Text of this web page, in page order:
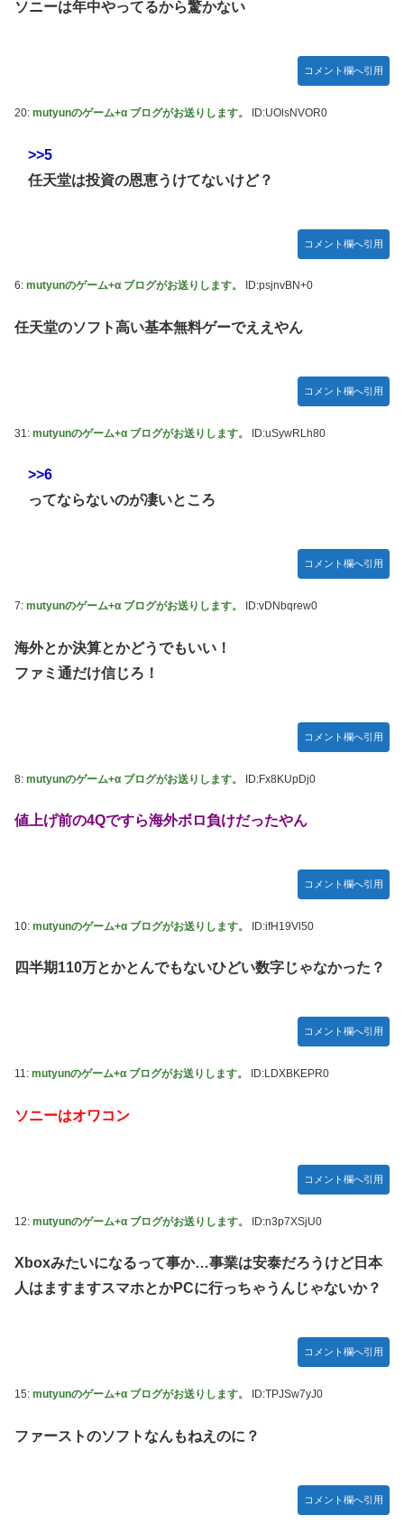
【シンデレラガールズ】 百鬼夜行をテーマとしたPOP UP
【デレマス×仮面ライダー】 仮面ライダーバロンＰ第１話
も。PS5は直近での値上げ可能性低い」
【悲報】ハンターハンター連載再開の様子、全くないｗｗｗ
【画像】吉岡里帆さん、モリマン具合がよくわかる証拠がこ
件 その８
【艦これ】これがラ級ちゃんの水着modeか・・・！
【仮面ライダーゼッツ】玖門宗馬にときめいてる女性ファン
【遊戯王】「ドミナス・スパーク」ってそんなに強えのか？
【朗報】FFジジイ「FF7は衝撃的じゃった…」←これガチ本
スーツVer.」プライズフィギュア【彩色原型公開】
あなたは衛宮士郎の代わりに五次に挑むようです 第411話
定＆最新PV公開！思ったより発売早い…もう半年後か！
【朗報】 ほの暮らしの庭、100時間遊べてストーリーも面白
【アイマス】 アイドル達が雑談してるだけ【モバマス】
くやつやってるのかなって思ったら相手鴨神やんけ
ボキャラが回復」←？
Juice=Juiceの『ポップミュージック』とかいう曲
結局おまえらが求める『RPGの理想の主人公』って一体どう
いうのなん？
鞘師里保、現ハロプロメンバー2人を絶賛
任天堂が「gamescom 2026」のラインナップを発表！
た闘牛場の映像【海外の反応】
ジャンポケ斉藤の被害女性「バウムクーヘン売ったり
【櫻坂46】村山美羽、まさかの場所で見つかる
46】
ソニーは年中やってるから驚かない
コメント欄へ引用
20: mutyunのゲーム+α ブログがお送りします。 ID:UOlsNVOR0
>>5
任天堂は投資の恩恵うけてないけど？
コメント欄へ引用
6: mutyunのゲーム+α ブログがお送りします。 ID:psjnvBN+0
任天堂のソフト高い基本無料ゲーでええやん
コメント欄へ引用
31: mutyunのゲーム+α ブログがお送りします。 ID:uSywRLh80
>>6
ってならないのが凄いところ
コメント欄へ引用
7: mutyunのゲーム+α ブログがお送りします。 ID:vDNbqrew0
海外とか決算とかどうでもいい！
ファミ通だけ信じろ！
コメント欄へ引用
8: mutyunのゲーム+α ブログがお送りします。 ID:Fx8KUpDj0
値上げ前の4Qですら海外ボロ負けだったやん
コメント欄へ引用
10: mutyunのゲーム+α ブログがお送りします。 ID:ifH19Vl50
四半期110万とかとんでもないひどい数字じゃなかった？
コメント欄へ引用
11: mutyunのゲーム+α ブログがお送りします。 ID:LDXBKEPR0
ソニーはオワコン
コメント欄へ引用
12: mutyunのゲーム+α ブログがお送りします。 ID:n3p7XSjU0
Xboxみたいになるって事か…事業は安泰だろうけど日本
人はますますスマホとかPCに行っちゃうんじゃないか？
コメント欄へ引用
15: mutyunのゲーム+α ブログがお送りします。 ID:TPJSw7yJ0
ファーストのソフトなんもねえのに？
コメント欄へ引用